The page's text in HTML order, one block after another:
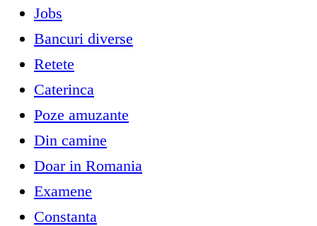
Jobs
Bancuri diverse
Retete
Caterinca
Poze amuzante
Din camine
Doar in Romania
Examene
Constanta